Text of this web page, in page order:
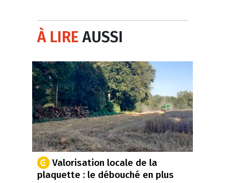
À LIREAUSSI
Valorisation locale de la
plaquette : le débouché en plus